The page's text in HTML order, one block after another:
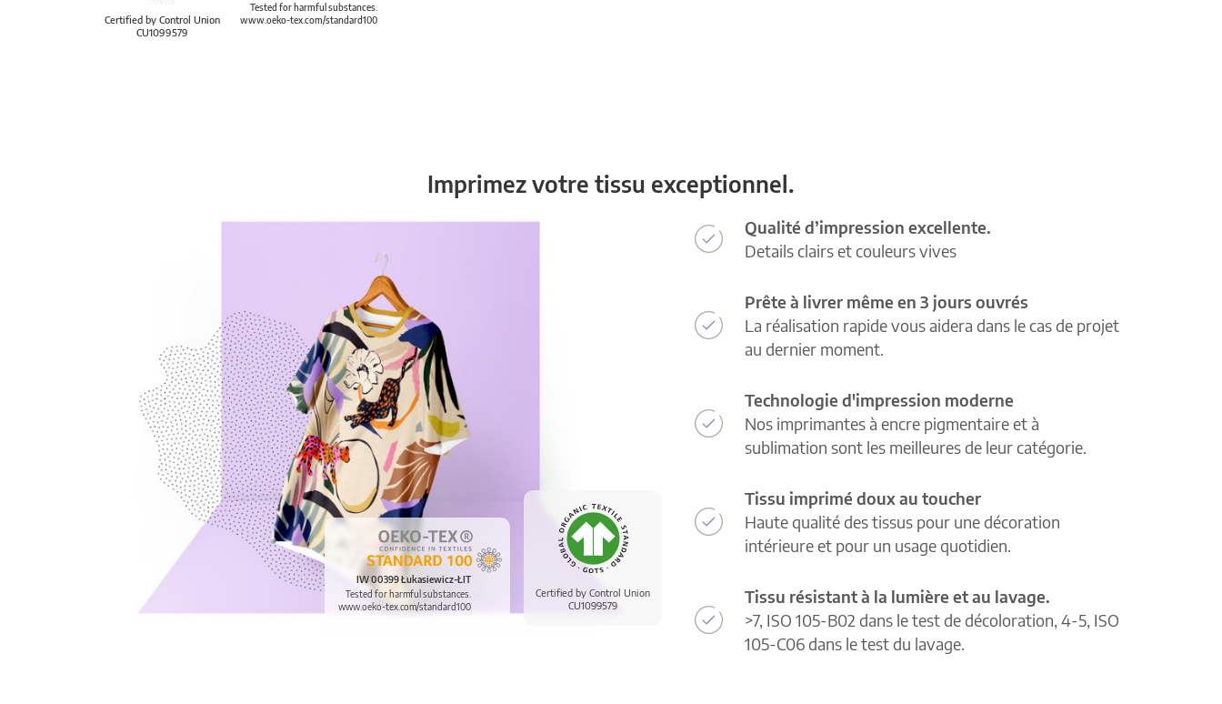
Certified by Control Union
CU1099579
Tested for harmful substances.
www.oeko-tex.com/standard100
Imprimez votre tissu exceptionnel.
Certified by Control Union
CU1099579
IW 00399 Łukasiewicz-ŁIT
Tested for harmful substances.
www.oeko-tex.com/standard100
Qualité d’impression excellente.
Details clairs et couleurs vives
Prête à livrer même en 3 jours ouvrés
La réalisation rapide vous aidera dans le cas de projet
au dernier moment.
Technologie d'impression moderne
Nos imprimantes à encre pigmentaire et à
sublimation sont les meilleures de leur catégorie.
Tissu imprimé doux au toucher
Haute qualité des tissus pour une décoration
intérieure et pour un usage quotidien.
Tissu résistant à la lumière et au lavage.
>7, ISO 105-B02 dans le test de décoloration, 4-5, ISO
105-C06 dans le test du lavage.